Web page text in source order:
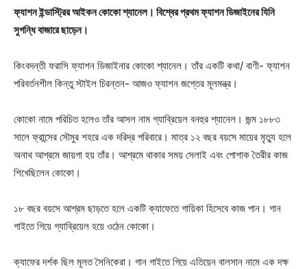
ফ্যাশন ইন্ডাস্ট্রির আইকন কোকো শ্যানেল। বিশ্বের প্রথম ফ্যাশন ডিজাইনের যিনি
সুগন্ধি বাজারে ছাড়েন।
কিংবদন্তী ফরাসি ফ্যাশন ডিজাইনার কোকো শ্যানেল। তাঁর একটি কথা/ বাণী- ফ্যাশন
পরিবর্তনশীল কিন্তু স্টাইল চিরন্তন- আজও ফ্যাশন জগ্তের মূলমন্ত্র।
কোকো নামে পরিচিত হলেও তাঁর আসল নাম গ্যাব্রিয়েল বনহুর শ্যানেল। জন্ম ১৮৮৩
সালে ফ্রান্সের সৌমুর শহরে এক দরিদ্র পরিবারে। মাত্র ১২ বছর বয়সে মায়ের মৃত্যু হলে
অনাথ আশ্রমে জায়গা হয় তাঁর। আশ্রমে থাকার সময় সেলাই এবং পোশাক তৈরীর কাজ
শিখেছিলেন কোকো।
১৮ বছর বয়সে আশ্রম ছাড়তে হলে একটি ক্যাফেতে গায়িকা হিসেবে কাজ পান। গান
গাইতে গিয়ে গ্যাব্রিয়েল হয়ে ওঠেন কোকো।
ক্যাফের দর্শক ছিল মূলত সৈনিকেরা। গান গাইতে গিয়ে এতিয়েন বালসান নামে এক দক্ষ